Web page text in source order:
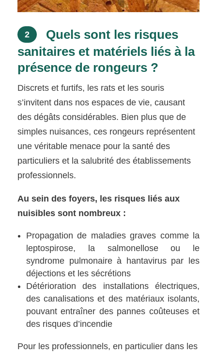
2
Quels sont les risques
sanitaires et matériels liés à la
présence de rongeurs ?
Discrets et furtifs, les rats et les souris
s’invitent dans nos espaces de vie, causant
des dégâts considérables. Bien plus que de
simples nuisances, ces rongeurs représentent
une véritable menace pour la santé des
particuliers et la salubrité des établissements
professionnels.
Au sein des foyers, les risques liés aux
nuisibles sont nombreux :
Propagation de maladies graves comme la
leptospirose, la salmonellose ou le
syndrome pulmonaire à hantavirus par les
déjections et les sécrétions
Détérioration des installations électriques,
des canalisations et des matériaux isolants,
pouvant entraîner des pannes coûteuses et
des risques d’incendie
Pour les professionnels, en particulier dans les